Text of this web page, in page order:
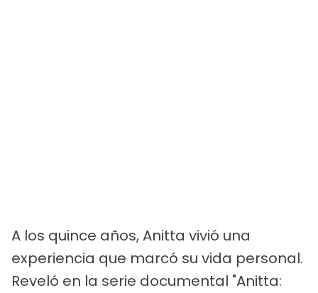
A los quince años, Anitta vivió una
experiencia que marcó su vida personal.
Reveló en la serie documental "Anitta: